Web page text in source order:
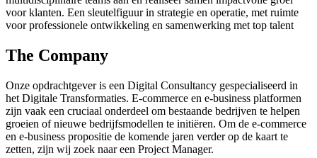
voor klanten. Een sleutelfiguur in strategie en operatie, met ruimte
voor professionele ontwikkeling en samenwerking met top talent
The Company
Onze opdrachtgever is een Digital Consultancy gespecialiseerd in
het Digitale Transformaties. E-commerce en e-business platformen
zijn vaak een cruciaal onderdeel om bestaande bedrijven te helpen
groeien of nieuwe bedrijfsmodellen te initiëren. Om de e-commerce
en e-business propositie de komende jaren verder op de kaart te
zetten, zijn wij zoek naar een Project Manager.